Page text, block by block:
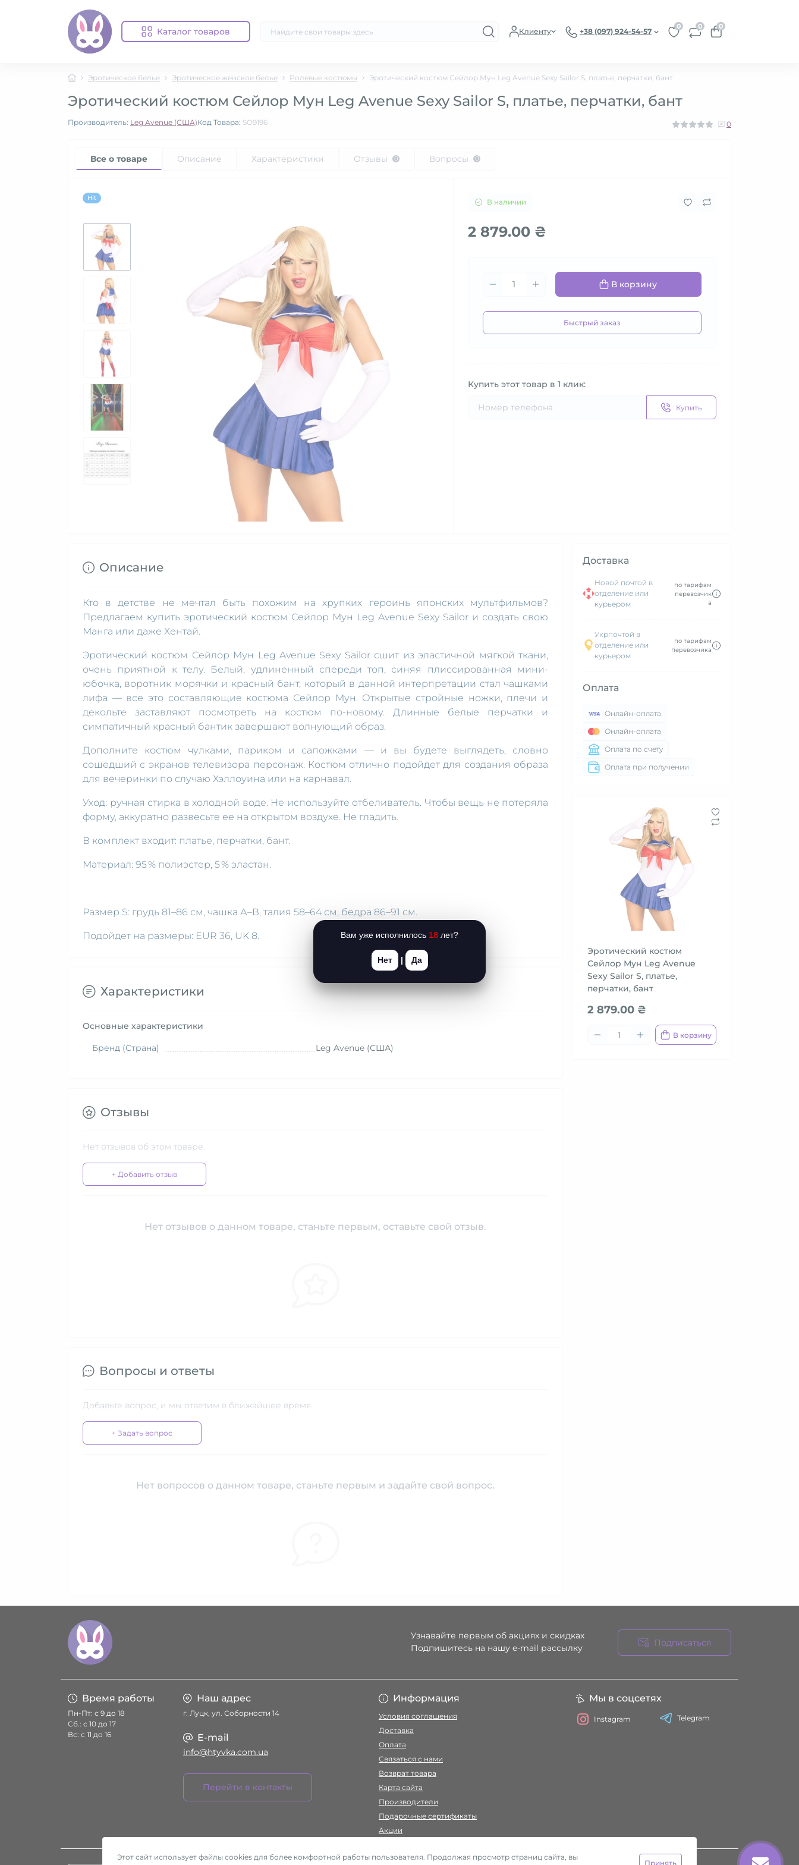
Каталог товаров Клиенту +38 (097) 924-54-57
0 0 0
Эротическое белье Эротическое женское белье Ролевые костюмы Эротический костюм Сейлор Мун Leg Avenue Sexy Sailor S, платье, перчатки, бант
Эротический костюм Сейлор Мун Leg Avenue Sexy Sailor S, платье, перчатки, бант
Производитель: Leg Avenue (США)Код Товара: SO9196 0
Все о товаре Описание Характеристики Отзывы 0 Вопросы 0
Hit В наличии
2 879.00 ₴
В корзину
Быстрый заказ
Купить этот товар в 1 клик:
Купить
Доставка
Новой почтой в
отделение или
курьером
по тарифам
перевозчик
а
Укрпочтой в
отделение или
курьером
по тарифам
перевозчика
Оплата
Онлайн-оплата
Онлайн-оплата
Оплата по счету
Оплата при получении
Эротический костюм
Сейлор Мун Leg Avenue
Sexy Sailor S, платье,
перчатки, бант
2 879.00 ₴
В корзину
Описание
Кто в детстве не мечтал быть похожим на хрупких героинь японских мультфильмов?
Предлагаем купить эротический костюм Сейлор Мун Leg Avenue Sexy Sailor и создать свою
Манга или даже Хентай.
Эротический костюм Сейлор Мун Leg Avenue Sexy Sailor сшит из эластичной мягкой ткани,
очень приятной к телу. Белый, удлиненный спереди топ, синяя плиссированная мини-
юбочка, воротник морячки и красный бант, который в данной интерпретации стал чашками
лифа — все это составляющие костюма Сейлор Мун. Открытые стройные ножки, плечи и
декольте заставляют посмотреть на костюм по-новому. Длинные белые перчатки и
симпатичный красный бантик завершают волнующий образ.
Дополните костюм чулками, париком и сапожками — и вы будете выглядеть, словно
сошедший с экранов телевизора персонаж. Костюм отлично подойдет для создания образа
для вечеринки по случаю Хэллоуина или на карнавал.
Уход: ручная стирка в холодной воде. Не используйте отбеливатель. Чтобы вещь не потеряла
форму, аккуратно развесьте ее на открытом воздухе. Не гладить.
В комплект входит: платье, перчатки, бант.
Материал: 95 % полиэстер, 5 % эластан.
Размер S: грудь 81–86 см, чашка А–В, талия 58–64 см, бедра 86–91 см.
Подойдет на размеры: EUR 36, UK 8.
Характеристики
Основные характеристики
Бренд (Страна) Leg Avenue (США)
Отзывы
Нет отзывов об этом товаре.
+ Добавить отзыв
Нет отзывов о данном товаре, станьте первым, оставьте свой отзыв.
Вопросы и ответы
Добавьте вопрос, и мы ответим в ближайшее время.
+ Задать вопрос
Нет вопросов о данном товаре, станьте первым и задайте свой вопрос.
Узнавайте первым об акциях и скидках
Подпишитесь на нашу e-mail рассылку
Подписаться
Время работы
Пн-Пт: с 9 до 18
Сб.: с 10 до 17
Вс: с 11 до 16
Наш адрес
г. Луцк, ул. Соборности 14
E-mail
info@htyvka.com.ua
Перейти в контакты
Информация
Условия соглашения
Доставка
Оплата
Связаться с нами
Возврат товара
Карта сайта
Производители
Подарочные сертификаты
Акции
Мы в соцсетях
Instagram Telegram
Вам уже исполнилось 18 лет?
Нет | Да
Этот сайт использует файлы cookies для более комфортной работы пользователя. Продолжая просмотр страниц сайта, вы
Принять